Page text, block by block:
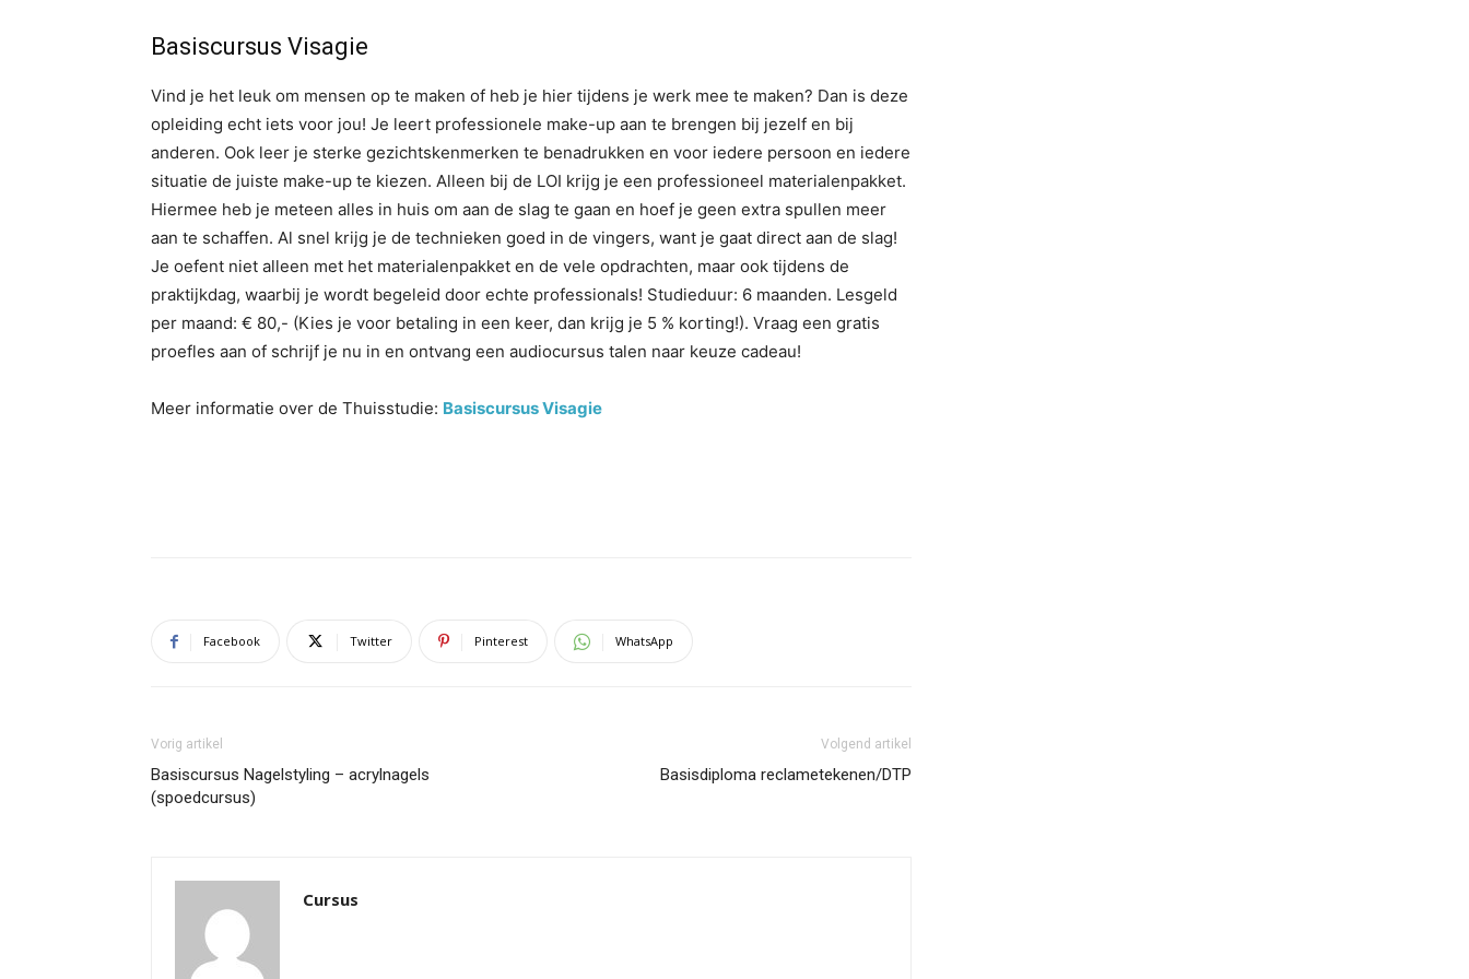
Basiscursus Visagie
Vind je het leuk om mensen op te maken of heb je hier tijdens je werk mee te maken? Dan is deze
opleiding echt iets voor jou! Je leert professionele make-up aan te brengen bij jezelf en bij
anderen. Ook leer je sterke gezichtskenmerken te benadrukken en voor iedere persoon en iedere
situatie de juiste make-up te kiezen. Alleen bij de LOI krijg je een professioneel materialenpakket.
Hiermee heb je meteen alles in huis om aan de slag te gaan en hoef je geen extra spullen meer
aan te schaffen. Al snel krijg je de technieken goed in de vingers, want je gaat direct aan de slag!
Je oefent niet alleen met het materialenpakket en de vele opdrachten, maar ook tijdens de
praktijkdag, waarbij je wordt begeleid door echte professionals! Studieduur: 6 maanden. Lesgeld
per maand: € 80,- (Kies je voor betaling in een keer, dan krijg je 5 % korting!). Vraag een gratis
proefles aan of schrijf je nu in en ontvang een audiocursus talen naar keuze cadeau!
Meer informatie over de Thuisstudie: Basiscursus Visagie
Facebook Twitter Pinterest WhatsApp
Vorig artikel
Basiscursus Nagelstyling – acrylnagels
(spoedcursus)
Volgend artikel
Basisdiploma reclametekenen/DTP
Cursus